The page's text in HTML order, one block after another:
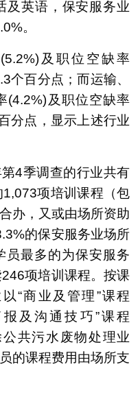
及英语，保安服务业
。
及职位空缺率
个百分点；而运输、
(4.2%)及职位空缺率
分点，显示上述行业
4季调查的行业共有
项培训课程（包
办，又或由场所资助
的保安服务业场所
员最多的为保安服务
项培训课程。按课
“商业及管理”课程
及沟通技巧”课程
共污水废物处理业
的课程费用由场所支